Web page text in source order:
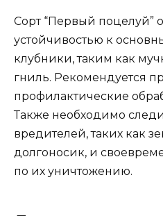
Сорт “Первый поцелуй”
устойчивостью к
клубники, таким как
гниль. Рекомендуется
профилактические
Также необходимо
вредителей, таких как
долгоносик, и
по их уничтожению.